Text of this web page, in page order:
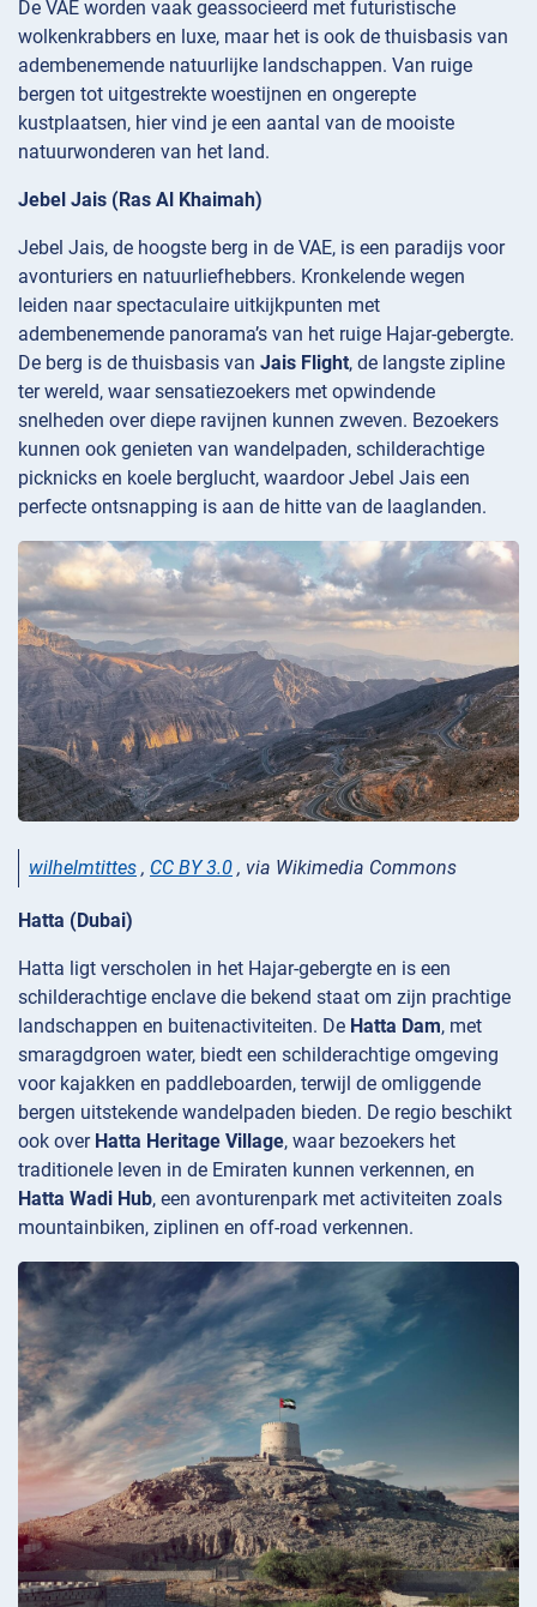
De VAE worden vaak geassocieerd met futuristische
wolkenkrabbers en luxe, maar het is ook de thuisbasis van
adembenemende natuurlijke landschappen. Van ruige
bergen tot uitgestrekte woestijnen en ongerepte
kustplaatsen, hier vind je een aantal van de mooiste
natuurwonderen van het land.
Jebel Jais (Ras Al Khaimah)
Jebel Jais, de hoogste berg in de VAE, is een paradijs voor
avonturiers en natuurliefhebbers. Kronkelende wegen
leiden naar spectaculaire uitkijkpunten met
adembenemende panorama’s van het ruige Hajar-gebergte.
De berg is de thuisbasis van Jais Flight, de langste zipline
ter wereld, waar sensatiezoekers met opwindende
snelheden over diepe ravijnen kunnen zweven. Bezoekers
kunnen ook genieten van wandelpaden, schilderachtige
picknicks en koele berglucht, waardoor Jebel Jais een
perfecte ontsnapping is aan de hitte van de laaglanden.
wilhelmtittes , CC BY 3.0 , via Wikimedia Commons
Hatta (Dubai)
Hatta ligt verscholen in het Hajar-gebergte en is een
schilderachtige enclave die bekend staat om zijn prachtige
landschappen en buitenactiviteiten. De Hatta Dam, met
smaragdgroen water, biedt een schilderachtige omgeving
voor kajakken en paddleboarden, terwijl de omliggende
bergen uitstekende wandelpaden bieden. De regio beschikt
ook over Hatta Heritage Village, waar bezoekers het
traditionele leven in de Emiraten kunnen verkennen, en
Hatta Wadi Hub, een avonturenpark met activiteiten zoals
mountainbiken, ziplinen en off-road verkennen.